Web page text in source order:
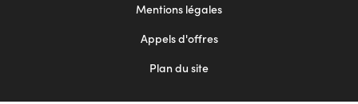
Mentions légales
Appels d'offres
Plan du site